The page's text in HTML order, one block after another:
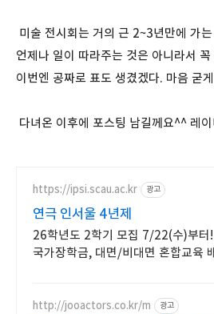
미술 전시회는 거의 근 2~3년만에 가
언제나 일이 따라주는 것은 아니라서
이번엔 공짜로 표도 생겼겠다. 마음 굳
다녀온 이후에 포스팅 남길께요^^ 레
https://ipsi.scau.ac.kr 광고
연극 인서울 4년제
26학년도 2학기 모집 7/22(수)부터!
국가장학금, 대면/비대면 혼합교육
http://jooactors.co.kr/m 광고